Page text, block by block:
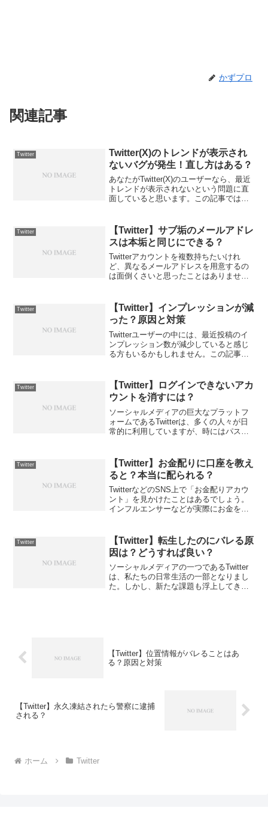
かずプロ
関連記事
Twitter
Twitter(X)のトレンドが表示され
ないバグが発生！直し方はある？
あなたがTwitter(X)のユーザーなら、最近
トレンドが表示されないという問題に直
面していると思います。この記事では、
対処すればよいかについて解説します。
Twitte...
Twitter
【Twitter】サブ垢のメールアドレ
スは本垢と同じにできる？
Twitterアカウントを複数持ちたいけれ
ど、異なるメールアドレスを用意するの
は面倒くさいと思ったことはありません
から複数のTwitterアカウントを作成する
こ...
Twitter
【Twitter】インプレッションが減
った？原因と対策
Twitterユーザーの中には、最近投稿のイ
ンプレッション数が減少していると感じ
る方もいるかもしれません。この記事で
他社の台頭により、インプレッションが
減ることが...
Twitter
【Twitter】ログインできないアカ
ウントを消すには？
ソーシャルメディアの巨大なプラットフ
ォームであるTwitterは、多くの人々が日
常的に利用していますが、時にはパスワ
ウントにログインできないと、アカウン
トを消すことがで...
Twitter
【Twitter】お金配りに口座を教え
ると？本当に配られる？
TwitterなどのSNS上で「お金配りアカウ
ント」を見かけたことはあるでしょう。
インフルエンサーなどが実際にお金を配
ません。この記事では、Twitterお金配り
に口座...
Twitter
【Twitter】転生したのにバレる原
因は？どうすれば良い？
ソーシャルメディアの一つであるTwitter
は、私たちの日常生活の一部となりまし
た。しかし、新たな課題も浮上してきま
【Twitter】位置情報がバレることはあ
る？原因と対策
【Twitter】永久凍結されたら警察に逮捕
される？
ホーム Twitter